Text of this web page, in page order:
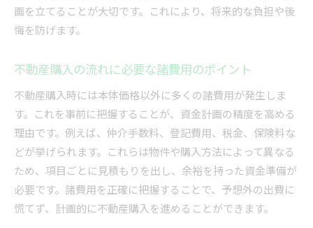
画を立てることが大切です。これにより、将来的な負担や後
悔を防げます。
不動産購入の流れに必要な諸費用のポイント
不動産購入時には本体価格以外に多くの諸費用が発生しま
す。これを事前に把握することが、資金計画の精度を高める
理由です。例えば、仲介手数料、登記費用、税金、保険料な
どが挙げられます。これらは物件や購入方法によって異なる
ため、項目ごとに見積もりを出し、余裕を持った資金準備が
必要です。諸費用を正確に把握することで、予想外の出費に
慌てず、計画的に不動産購入を進めることができます。